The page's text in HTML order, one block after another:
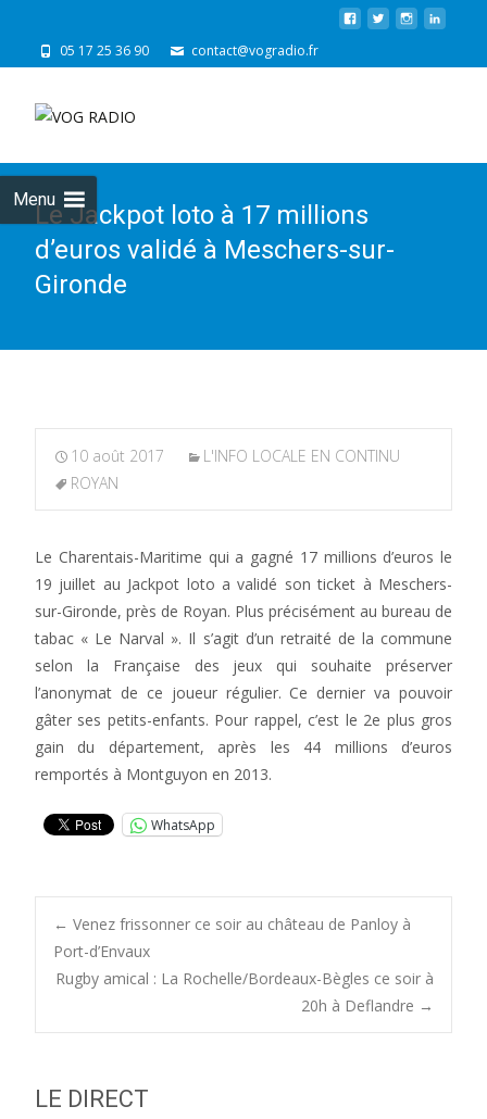
05 17 25 36 90 contact@vogradio.fr
Menu
Le Jackpot loto à 17 millions
d’euros validé à Meschers-sur-
Gironde
10 août 2017
L'INFO LOCALE EN CONTINU
ROYAN
Le Charentais-Maritime qui a gagné 17 millions d’euros le
19 juillet au Jackpot loto a validé son ticket à Meschers-
sur-Gironde, près de Royan. Plus précisément au bureau de
tabac « Le Narval ». Il s’agit d’un retraité de la commune
selon la Française des jeux qui souhaite préserver
l’anonymat de ce joueur régulier. Ce dernier va pouvoir
gâter ses petits-enfants. Pour rappel, c’est le 2e plus gros
gain du département, après les 44 millions d’euros
remportés à Montguyon en 2013.
WhatsApp
Post
navigation
← Venez frissonner ce soir au château de Panloy à
Port-d’Envaux
Rugby amical : La Rochelle/Bordeaux-Bègles ce soir à
20h à Deflandre →
LE DIRECT